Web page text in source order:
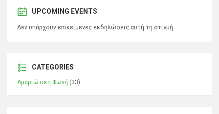
UPCOMING EVENTS
Δεν υπάρχουν επικείμενες εκδηλώσεις αυτή τη στιγμή.
CATEGORIES
Αμαριώτικη Φωνή (33)